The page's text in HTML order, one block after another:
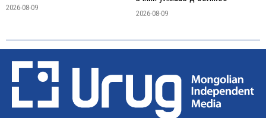
2026-08-09
2026-08-09